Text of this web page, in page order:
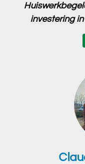
investering